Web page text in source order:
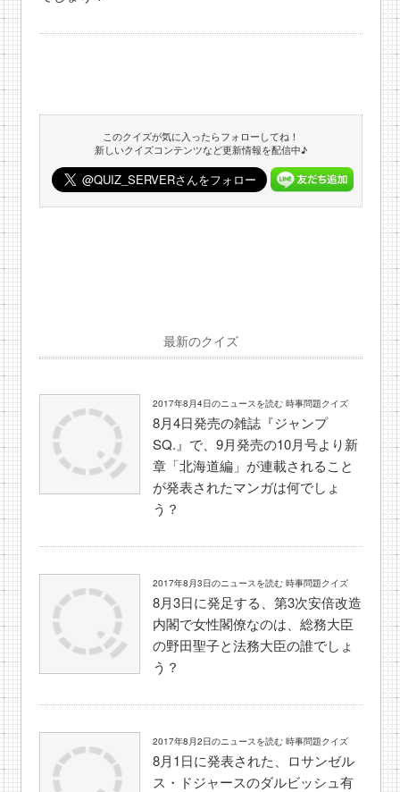
このクイズが気に入ったらフォローしてね！
新しいクイズコンテンツなど更新情報を配信中♪
最新のクイズ
2017年8月4日のニュースを読む 時事問題クイズ
8月4日発売の雑誌『ジャンプ
SQ.』で、9月発売の10月号より新
章「北海道編」が連載されること
が発表されたマンガは何でしょ
う？
2017年8月3日のニュースを読む 時事問題クイズ
8月3日に発足する、第3次安倍改造
内閣で女性閣僚なのは、総務大臣
の野田聖子と法務大臣の誰でしょ
う？
2017年8月2日のニュースを読む 時事問題クイズ
8月1日に発表された、ロサンゼル
ス・ドジャースのダルビッシュ有